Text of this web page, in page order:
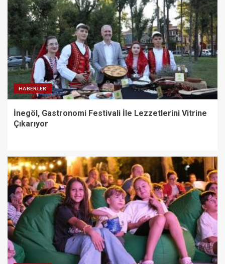
HABERLER
İnegöl, Gastronomi Festivali İle Lezzetlerini Vitrine
Çıkarıyor